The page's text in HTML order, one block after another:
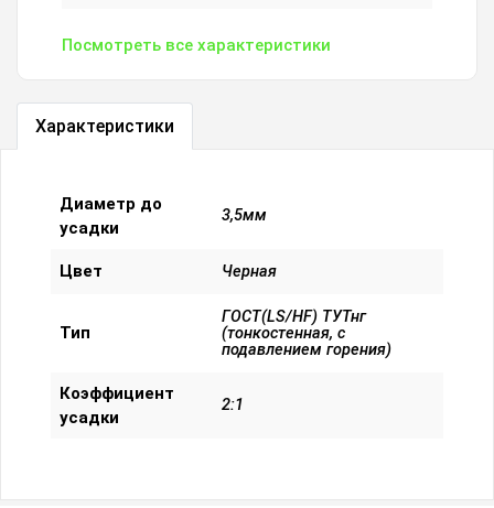
Посмотреть все характеристики
Характеристики
Диаметр до
усадки
3,5мм
Цвет Черная
Тип
ГОСТ(LS/HF) ТУТнг
(тонкостенная, с
подавлением горения)
Коэффициент
усадки
2:1